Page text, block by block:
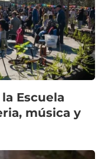
Escuela
música y